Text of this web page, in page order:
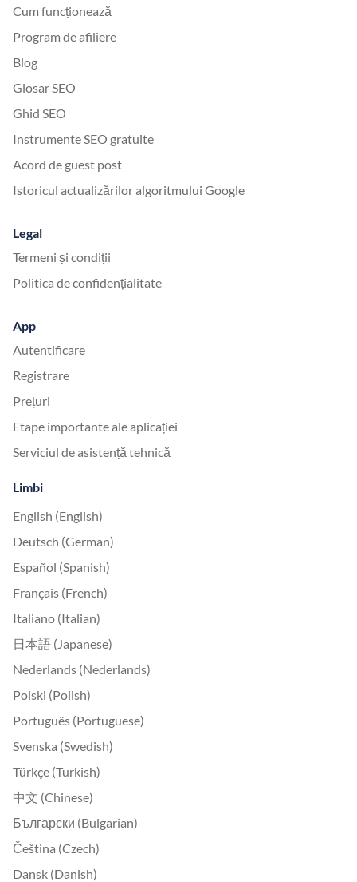
Cum funcționează
Program de afiliere
Blog
Glosar SEO
Ghid SEO
Instrumente SEO gratuite
Acord de guest post
Istoricul actualizărilor algoritmului Google
Legal
Termeni și condiții
Politica de confidențialitate
App
Autentificare
Registrare
Prețuri
Etape importante ale aplicației
Serviciul de asistență tehnică
Limbi
English (English)
Deutsch (German)
Español (Spanish)
Français (French)
Italiano (Italian)
日本語 (Japanese)
Nederlands (Nederlands)
Polski (Polish)
Português (Portuguese)
Svenska (Swedish)
Türkçe (Turkish)
中文 (Chinese)
Български (Bulgarian)
Čeština (Czech)
Dansk (Danish)